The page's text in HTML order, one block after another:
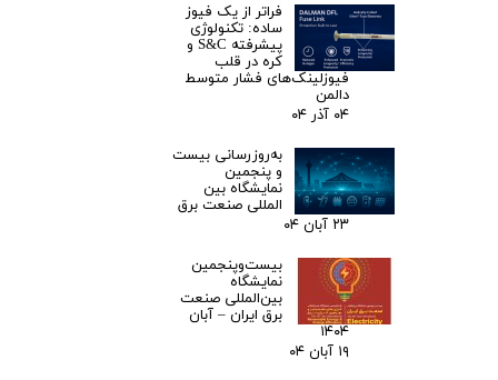
فراتر از یک فیوز
ساده: تکنولوژی
پیشرفته S&C و
کره در قلب
فیوزلینک‌های فشار متوسط
دالمن
۰۴ آذر ۰۴
به‌روزرسانی بیست
و پنجمین
نمایشگاه بین
المللی صنعت برق
۲۳ آبان ۰۴
بیست‌وپنجمین
نمایشگاه
بین‌المللی صنعت
برق ایران – آبان
۱۴۰۴
۱۹ آبان ۰۴